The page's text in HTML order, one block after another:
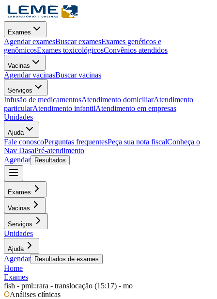
Exames
Agendar examesBuscar examesExames genéticos e
genômicosExames toxicológicosConvênios atendidos
Vacinas
Agendar vacinasBuscar vacinas
Serviços
Infusão de medicamentosAtendimento domiciliarAtendimento
particularAtendimento infantilAtendimento em empresas
Unidades
Ajuda
Fale conoscoPerguntas frequentesPeça sua nota fiscalConheça o
Nav DasaPré-atendimento
Agendar
Resultados
Exames
Vacinas
Serviços
Unidades
Ajuda
Agendar Resultados de exames
Home
Exames
fish - pml::rara - translocação (15:17) - mo
Análises clínicas